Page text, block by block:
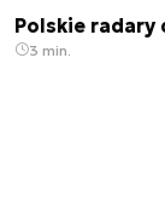
Polskie radary
3 min.